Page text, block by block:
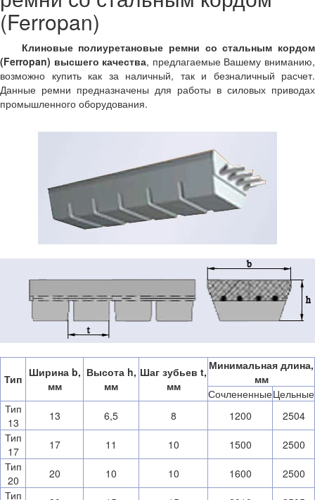
(Ferropan)
Клиновые полиуретановые ремни со стальным кордом
(Ferropan) высшего качества, предлагаемые Вашему вниманию,
возможно купить как за наличный, так и безналичный расчет.
Данные ремни предназначены для работы в силовых приводах
промышленного оборудования.
Тип Ширина b,
мм
Высота h,
мм
Шаг зубьев t,
мм
Минимальная длина,
мм
СочлененныеЦельные
Тип
13
13 6,5 8 1200
2504
Тип
17
17 11 10 1500
2500
Тип
20
20 10 10 1600
2500
Тип